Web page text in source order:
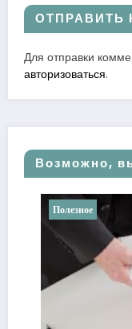
ОТПРАВИТЬ
Для отправки
авторизоваться.
Возможно,
Полезное